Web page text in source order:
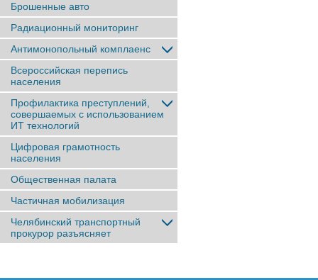
Брошенные авто
Радиационный мониторинг
Антимонопольный комплаенс
Всероссийская перепись
населения
Профилактика преступлений,
совершаемых с использованием
ИТ технологий
Цифровая грамотность
населения
Общественная палата
Частичная мобилизация
Челябинский транспортный
прокурор разъясняет